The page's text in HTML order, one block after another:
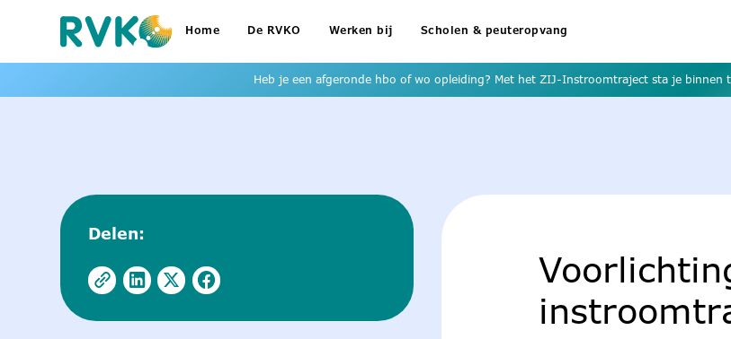
Home De RVKO Werken bij Scholen & peuteropvang
Heb je een afgeronde hbo of wo opleiding? Met het ZIJ-Instroomtraject sta je binnen
Delen: